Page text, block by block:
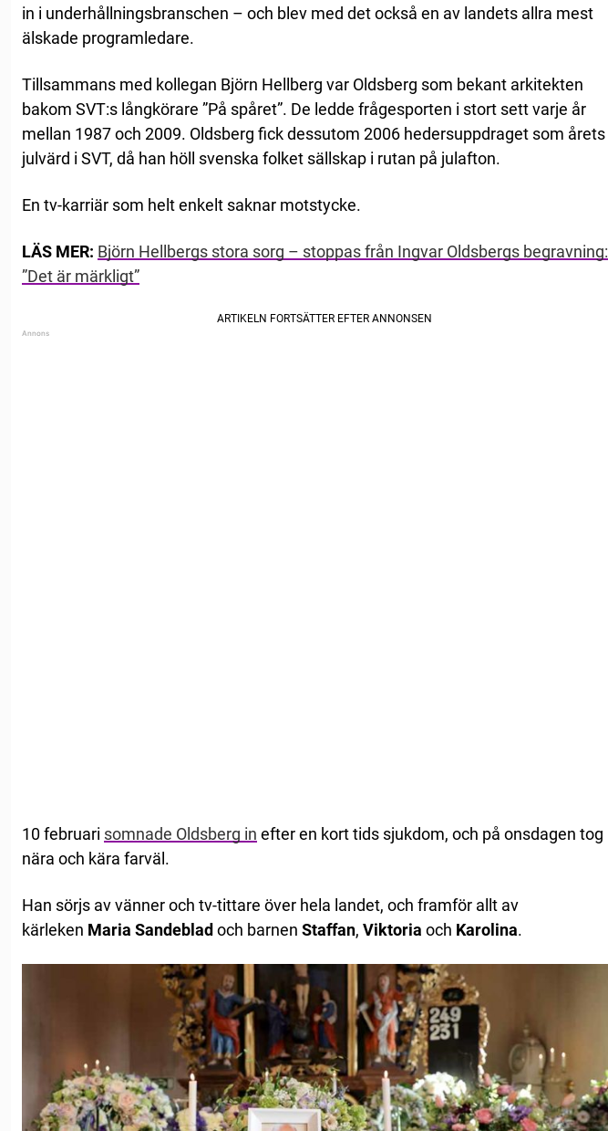
in i underhållningsbranschen – och blev med det också en av landets allra mest
älskade programledare.
Tillsammans med kollegan Björn Hellberg var Oldsberg som bekant arkitekten
bakom SVT:s långkörare ”På spåret”. De ledde frågesporten i stort sett varje år
mellan 1987 och 2009. Oldsberg fick dessutom 2006 hedersuppdraget som årets
julvärd i SVT, då han höll svenska folket sällskap i rutan på julafton.
En tv-karriär som helt enkelt saknar motstycke.
LÄS MER: Björn Hellbergs stora sorg – stoppas från Ingvar Oldsbergs begravning:
”Det är märkligt”
10 februari somnade Oldsberg in efter en kort tids sjukdom, och på onsdagen tog
nära och kära farväl.
Han sörjs av vänner och tv-tittare över hela landet, och framför allt av
kärleken Maria Sandeblad och barnen Staffan, Viktoria och Karolina.